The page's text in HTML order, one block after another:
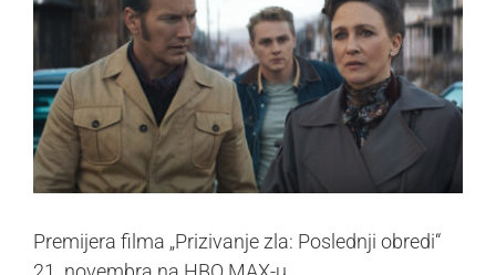
Premijera filma „Prizivanje zla: Poslednji obredi“